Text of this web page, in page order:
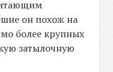
он похож на
более крупных
затылочную